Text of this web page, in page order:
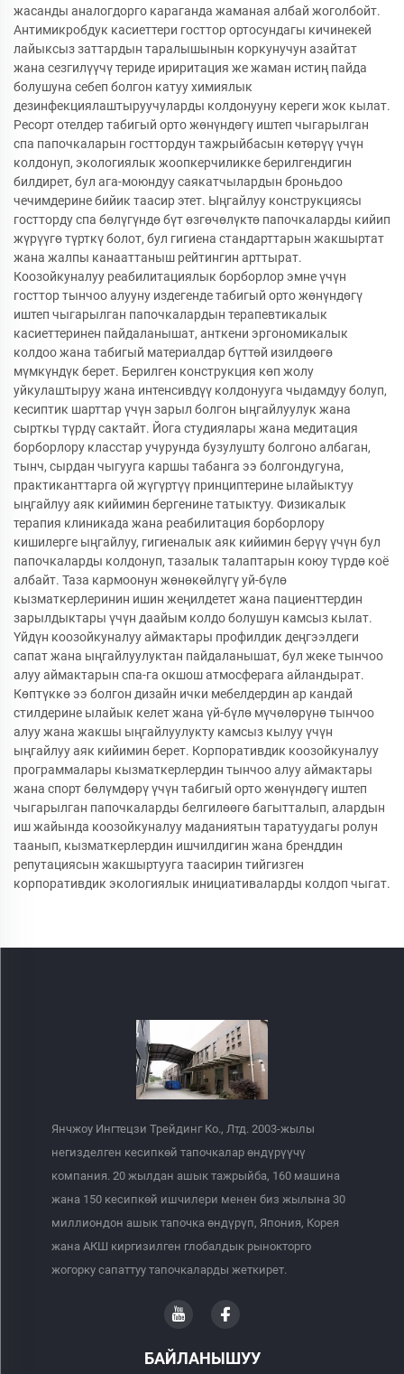
жасанды аналогдорго караганда жаманая албай жоголбойт.
Антимикробдук касиеттери госттор ортосундагы кичинекей
лайыксыз заттардын таралышынын коркунучун азайтат
жана сезгилүүчү териде ириритация же жаман истиң пайда
болушуна себеп болгон катуу химиялык
дезинфекциялаштыруучуларды колдонууну кереги жок кылат.
Ресорт отелдер табигый орто жөнүндөгү иштеп чыгарылган
спа папочкаларын госттордун тажрыйбасын көтөрүү үчүн
колдонуп, экологиялык жоопкерчиликке берилгендигин
билдирет, бул ага-моюндуу саякатчылардын броньдоо
чечимдерине бийик таасир этет. Ыңгайлуу конструкциясы
гостторду спа бөлүгүндө бүт өзгөчөлүктө папочкаларды кийип
жүрүүгө түрткү болот, бул гигиена стандарттарын жакшыртат
жана жалпы канааттаныш рейтингин арттырат.
Коозойкуналуу реабилитациялык борборлор эмне үчүн
госттор тынчоо алууну издегенде табигый орто жөнүндөгү
иштеп чыгарылган папочкалардын терапевтикалык
касиеттеринен пайдаланышат, анткени эргономикалык
колдоо жана табигый материалдар бүттөй изилдөөгө
мүмкүндүк берет. Берилген конструкция көп жолу
уйкулаштыруу жана интенсивдүү колдонууга чыдамдуу болуп,
кесиптик шарттар үчүн зарыл болгон ыңгайлуулук жана
сырткы түрдү сактайт. Йога студиялары жана медитация
борборлору класстар учурунда бузулушту болгоно албаган,
тынч, сырдан чыгууга каршы табанга ээ болгондугуна,
практиканттарга ой жүгүртүү принциптерине ылайыктуу
ыңгайлуу аяк кийимин бергенине татыктуу. Физикалык
терапия клиникада жана реабилитация борборлору
кишилерге ыңгайлуу, гигиеналык аяк кийимин берүү үчүн бул
папочкаларды колдонуп, тазалык талаптарын коюу түрдө коё
албайт. Таза кармоонун жөнөкөйлүгү уй-бүлө
кызматкерлеринин ишин жеңилдетет жана пациенттердин
зарылдыктары үчүн даайым колдо болушун камсыз кылат.
Үйдүн коозойкуналуу аймактары профилдик деңгээлдеги
сапат жана ыңгайлуулуктан пайдаланышат, бул жеке тынчоо
алуу аймактарын спа-га окшош атмосферага айландырат.
Көптүккө ээ болгон дизайн ички мебелдердин ар кандай
стилдерине ылайык келет жана үй-бүлө мүчөлөрүнө тынчоо
алуу жана жакшы ыңгайлуулукту камсыз кылуу үчүн
ыңгайлуу аяк кийимин берет. Корпоративдик коозойкуналуу
программалары кызматкерлердин тынчоо алуу аймактары
жана спорт бөлүмдөрү үчүн табигый орто жөнүндөгү иштеп
чыгарылган папочкаларды белгилөөгө багытталып, алардын
иш жайында коозойкуналуу маданиятын таратуудагы ролун
таанып, кызматкерлердин ишчилдигин жана бренддин
репутациясын жакшыртууга таасирин тийгизген
корпоративдик экологиялык инициативаларды колдоп чыгат.
Янчжоу Ингтецзи Трейдинг Ко., Лтд. 2003-жылы
негизделген кесипкөй тапочкалар өндүрүүчү
компания. 20 жылдан ашык тажрыйба, 160 машина
жана 150 кесипкөй ишчилери менен биз жылына 30
миллиондон ашык тапочка өндүрүп, Япония, Корея
жана АКШ киргизилген глобалдык рынокторго
жогорку сапаттуу тапочкаларды жеткирет.
БАЙЛАНЫШУУ